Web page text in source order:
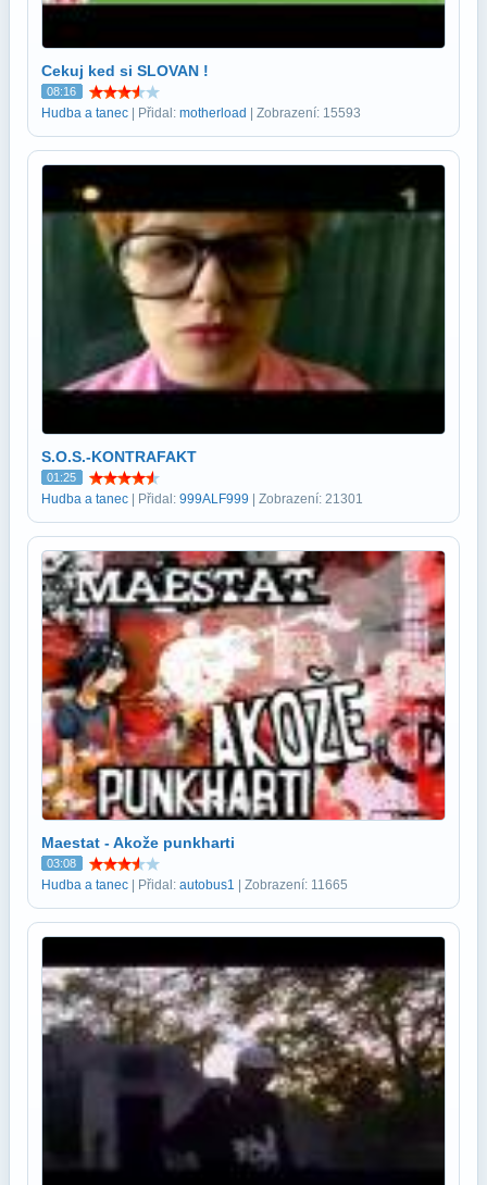
Cekuj ked si SLOVAN !
08:16
Hudba a tanec | Přidal: motherload | Zobrazení: 15593
S.O.S.-KONTRAFAKT
01:25
Hudba a tanec | Přidal: 999ALF999 | Zobrazení: 21301
Maestat - Akože punkharti
03:08
Hudba a tanec | Přidal: autobus1 | Zobrazení: 11665